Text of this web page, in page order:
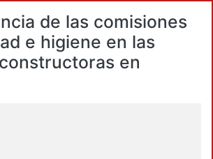
de las comisiones
e higiene en las
en